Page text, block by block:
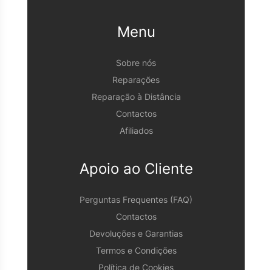
Menu
Sobre nós
Reparações
Reparação à Distância
Contactos
Afiliados
Apoio ao Cliente
Perguntas Frequentes (FAQ)
Contactos
Devoluções e Garantias
Termos e Condições
Política de Cookies